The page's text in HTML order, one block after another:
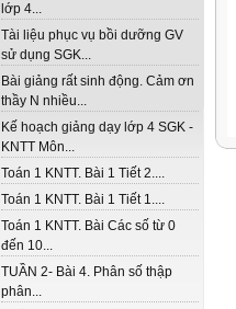
lớp 4...
Tài liệu phục vụ bồi dưỡng GV
sử dụng SGK...
Bài giảng rất sinh động. Cảm ơn
thầy N nhiều...
Kế hoạch giảng dạy lớp 4 SGK -
KNTT Môn...
Toán 1 KNTT. Bài 1 Tiết 2....
Toán 1 KNTT. Bài 1 Tiết 1....
Toán 1 KNTT. Bài Các số từ 0
đến 10...
TUẦN 2- Bài 4. Phân số thập
phân...